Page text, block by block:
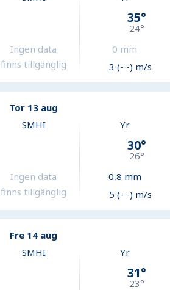
Ingen data
finns tillgänglig
35°
24°
0 mm
3 (- -) m/s
Tor 13 aug
SMHI
Ingen data
finns tillgänglig
Yr
30°
26°
0,8 mm
5 (- -) m/s
Fre 14 aug
SMHI Yr
31°
23°